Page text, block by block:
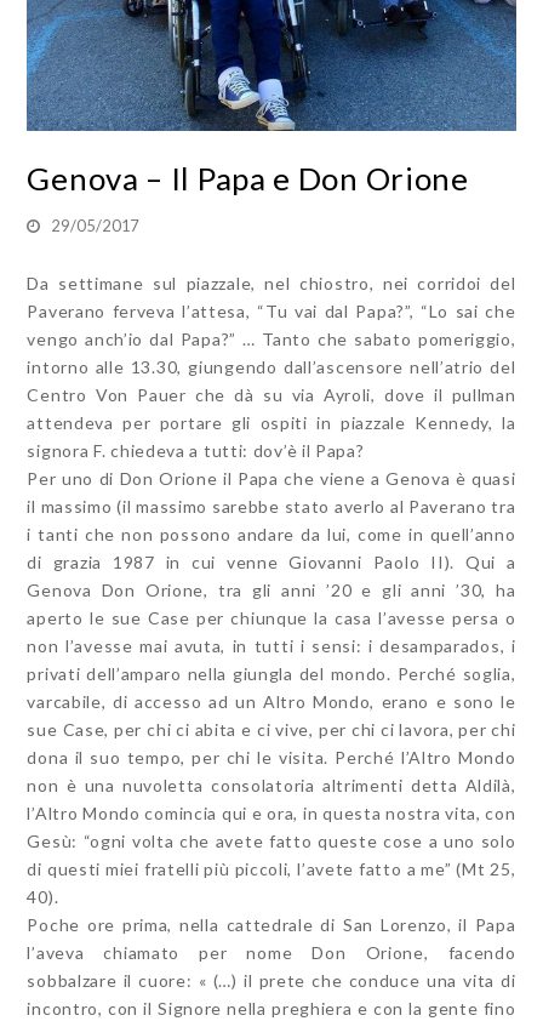
Genova – Il Papa e Don Orione
29/05/2017
Da settimane sul piazzale, nel chiostro, nei corridoi del
Paverano ferveva l’attesa, “Tu vai dal Papa?”, “Lo sai che
vengo anch’io dal Papa?” … Tanto che sabato pomeriggio,
intorno alle 13.30, giungendo dall’ascensore nell’atrio del
Centro Von Pauer che dà su via Ayroli, dove il pullman
attendeva per portare gli ospiti in piazzale Kennedy, la
signora F. chiedeva a tutti: dov’è il Papa?
Per uno di Don Orione il Papa che viene a Genova è quasi
il massimo (il massimo sarebbe stato averlo al Paverano tra
i tanti che non possono andare da lui, come in quell’anno
di grazia 1987 in cui venne Giovanni Paolo II). Qui a
Genova Don Orione, tra gli anni ’20 e gli anni ’30, ha
aperto le sue Case per chiunque la casa l’avesse persa o
non l’avesse mai avuta, in tutti i sensi: i desamparados, i
privati dell’amparo nella giungla del mondo. Perché soglia,
varcabile, di accesso ad un Altro Mondo, erano e sono le
sue Case, per chi ci abita e ci vive, per chi ci lavora, per chi
dona il suo tempo, per chi le visita. Perché l’Altro Mondo
non è una nuvoletta consolatoria altrimenti detta Aldilà,
l’Altro Mondo comincia qui e ora, in questa nostra vita, con
Gesù: “ogni volta che avete fatto queste cose a uno solo
di questi miei fratelli più piccoli, l’avete fatto a me” (Mt 25,
40).
Poche ore prima, nella cattedrale di San Lorenzo, il Papa
l’aveva chiamato per nome Don Orione, facendo
sobbalzare il cuore: « (…) il prete che conduce una vita di
incontro, con il Signore nella preghiera e con la gente fino